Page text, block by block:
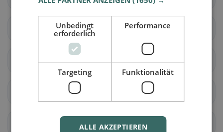
Bodio
Personico
Prato (Leventina)
Unbedingt
erforderlich
Performance
Targeting Funktionalität
ALLE AKZEPTIEREN